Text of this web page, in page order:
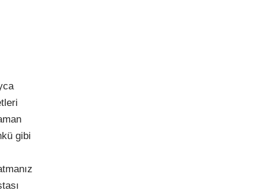
gibi